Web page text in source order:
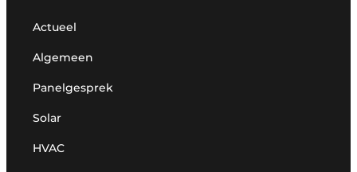
Actueel
Algemeen
Panelgesprek
Solar
HVAC